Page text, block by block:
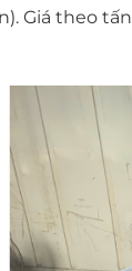
Giá theo